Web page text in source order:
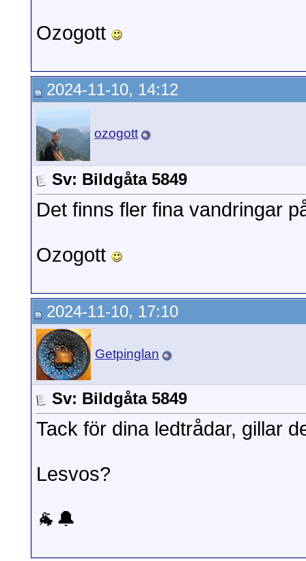
Ozogott
2024-11-10, 14:12
ozogott
Sv: Bildgåta 5849
Det finns fler fina vandringar
Ozogott
2024-11-10, 17:10
Getpinglan
Sv: Bildgåta 5849
Tack för dina ledtrådar, gillar
Lesvos?
🐐🔔